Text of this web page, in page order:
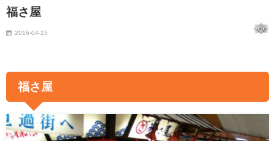
福さ屋
2016-04-15
福さ屋